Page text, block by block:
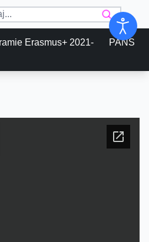
Erasmus+ 2021-
PANS